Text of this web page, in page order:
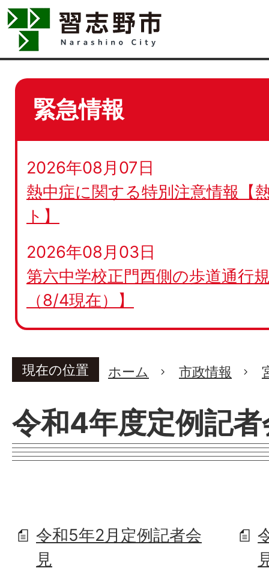
緊急情報
2026年08月07日
熱中症に関する特別注意情報【
ト】
2026年08月03日
第六中学校正門西側の歩道通行
（8/4現在）】
現在の位置 ホーム 市政情報
令和4年度定例記者
令和5年2月定例記者会
見